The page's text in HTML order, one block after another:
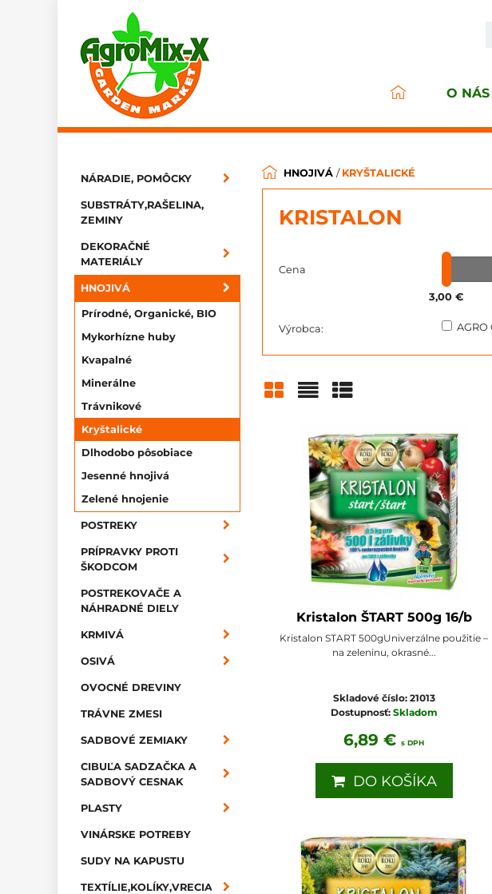
O NÁS
HNOJIVÁ / KRYŠTALICKÉ
KRISTALON
Cena
3,00 €
Výrobca: AGRO
Kristalon ŠTART 500g 16/b
Kristalon START 500gUniverzálne použitie –
na zeleninu, okrasné...
Skladové číslo: 21013
Dostupnosť: Skladom
6,89 €s DPH
DO KOŠÍKA
NÁRADIE, POMÔCKY
SUBSTRÁTY,RAŠELINA,
ZEMINY
DEKORAČNÉ
MATERIÁLY
HNOJIVÁ
Prírodné, Organické, BIO
Mykorhízne huby
Kvapalné
Minerálne
Trávnikové
Kryštalické
Dlhodobo pôsobiace
Jesenné hnojivá
Zelené hnojenie
POSTREKY
PRÍPRAVKY PROTI
ŠKODCOM
POSTREKOVAČE A
NÁHRADNÉ DIELY
KRMIVÁ
OSIVÁ
OVOCNÉ DREVINY
TRÁVNE ZMESI
SADBOVÉ ZEMIAKY
CIBUĽA SADZAČKA A
SADBOVÝ CESNAK
PLASTY
VINÁRSKE POTREBY
SUDY NA KAPUSTU
TEXTÍLIE,KOLÍKY,VRECIA